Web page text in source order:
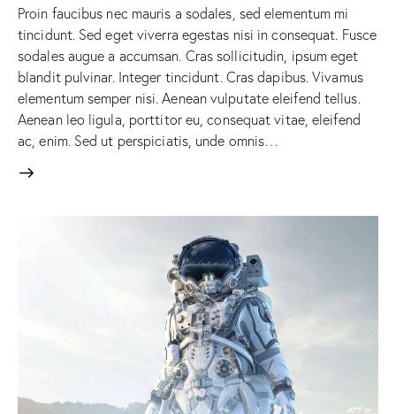
Proin faucibus nec mauris a sodales, sed elementum mi
tincidunt. Sed eget viverra egestas nisi in consequat. Fusce
sodales augue a accumsan. Cras sollicitudin, ipsum eget
blandit pulvinar. Integer tincidunt. Cras dapibus. Vivamus
elementum semper nisi. Aenean vulputate eleifend tellus.
Aenean leo ligula, porttitor eu, consequat vitae, eleifend
ac, enim. Sed ut perspiciatis, unde omnis…